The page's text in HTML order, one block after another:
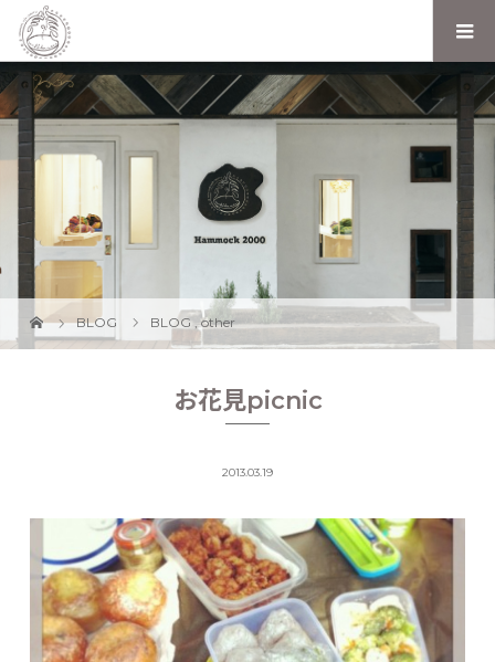
BLOG BLOG ,other
お花見picnic
2013.03.19